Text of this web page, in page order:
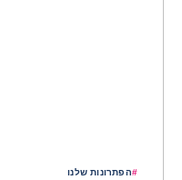
#הפתרונות שלנו